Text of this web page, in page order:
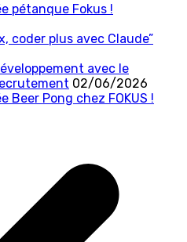
pétanque Fokus !
coder plus avec Claude”
avec le
02/06/2026
Beer Pong chez FOKUS !